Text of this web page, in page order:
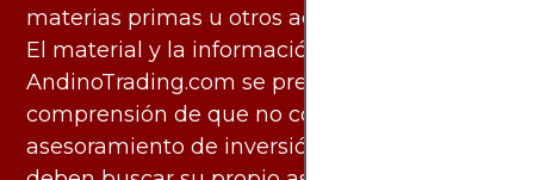
materias primas u otros activos.
El material y la información disponibles en
AndinoTrading.com se presentan con la
comprensión de que no constituyen
asesoramiento de inversión. Los usuarios